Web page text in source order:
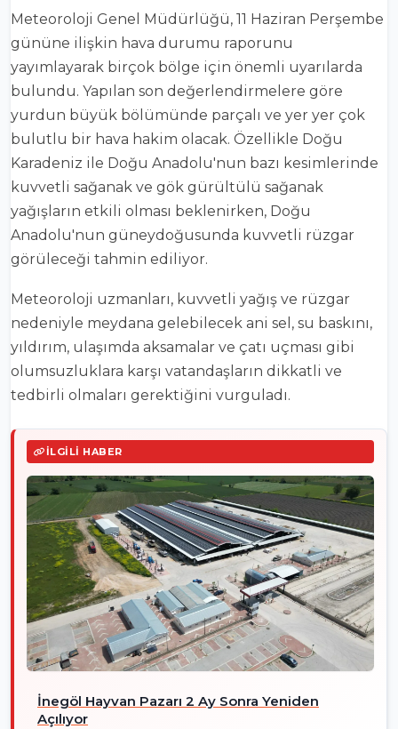
Meteoroloji Genel Müdürlüğü, 11 Haziran Perşembe
gününe ilişkin hava durumu raporunu
yayımlayarak birçok bölge için önemli uyarılarda
bulundu. Yapılan son değerlendirmelere göre
yurdun büyük bölümünde parçalı ve yer yer çok
bulutlu bir hava hakim olacak. Özellikle Doğu
Karadeniz ile Doğu Anadolu'nun bazı kesimlerinde
kuvvetli sağanak ve gök gürültülü sağanak
yağışların etkili olması beklenirken, Doğu
Anadolu'nun güneydoğusunda kuvvetli rüzgar
görüleceği tahmin ediliyor.
Meteoroloji uzmanları, kuvvetli yağış ve rüzgar
nedeniyle meydana gelebilecek ani sel, su baskını,
yıldırım, ulaşımda aksamalar ve çatı uçması gibi
olumsuzluklara karşı vatandaşların dikkatli ve
tedbirli olmaları gerektiğini vurguladı.
İLGILI HABER
İnegöl Hayvan Pazarı 2 Ay Sonra Yeniden
Açılıyor